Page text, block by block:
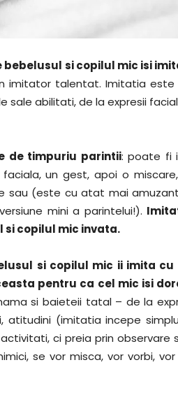
si copilul mic isi
imitator talentat. Imitatia
abilitati, de la expresii
de timpuriu parintii: poate fi
un gest, apoi o
sau (este cu atat mai
mini a parintelui!).
si copilul mic invata.
si copilul mic ii imita
pentru ca cel mic isi
si baieteii tatal – de la
(imitatia incepe
ci preia prin observare
se vor misca, vor vorbi,